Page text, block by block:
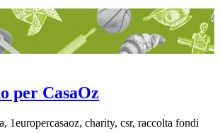
per CasaOz
1europercasaoz, charity, csr, raccolta fondi